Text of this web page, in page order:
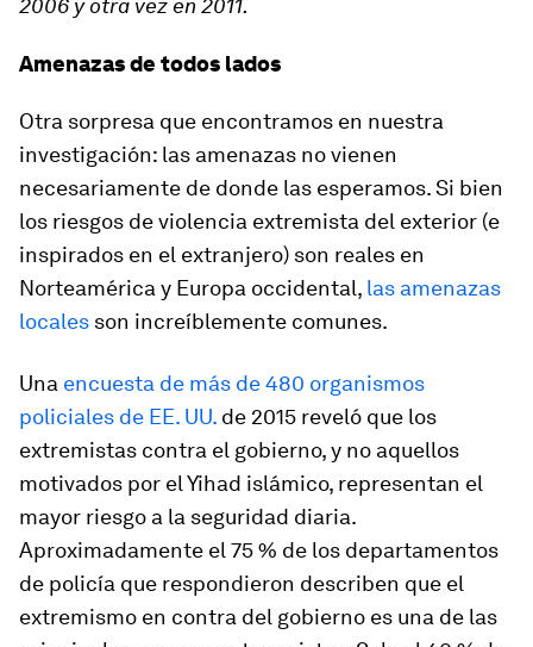
2006 y otra vez en 2011.
Amenazas de todos lados
Otra sorpresa que encontramos en nuestra
investigación: las amenazas no vienen
necesariamente de donde las esperamos. Si bien
los riesgos de violencia extremista del exterior (e
inspirados en el extranjero) son reales en
Norteamérica y Europa occidental, las amenazas
locales son increíblemente comunes.
Una encuesta de más de 480 organismos
policiales de EE. UU. de 2015 reveló que los
extremistas contra el gobierno, y no aquellos
motivados por el Yihad islámico, representan el
mayor riesgo a la seguridad diaria.
Aproximadamente el 75 % de los departamentos
de policía que respondieron describen que el
extremismo en contra del gobierno es una de las